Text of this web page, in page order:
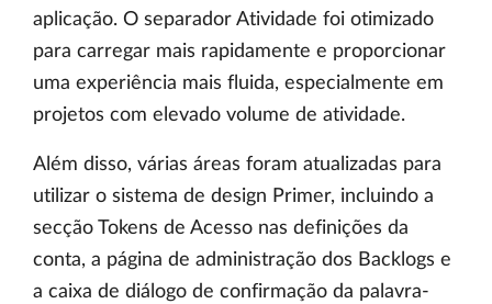
aplicação. O separador Atividade foi otimizado
para carregar mais rapidamente e proporcionar
uma experiência mais fluida, especialmente em
projetos com elevado volume de atividade.
Além disso, várias áreas foram atualizadas para
utilizar o sistema de design Primer, incluindo a
secção Tokens de Acesso nas definições da
conta, a página de administração dos Backlogs e
a caixa de diálogo de confirmação da palavra-